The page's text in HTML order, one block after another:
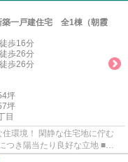
一戸建住宅 全1棟（朝霞
歩16分
歩26分
歩26分
坪
坪
目
環境！ 閑静な住宅地に佇む
...